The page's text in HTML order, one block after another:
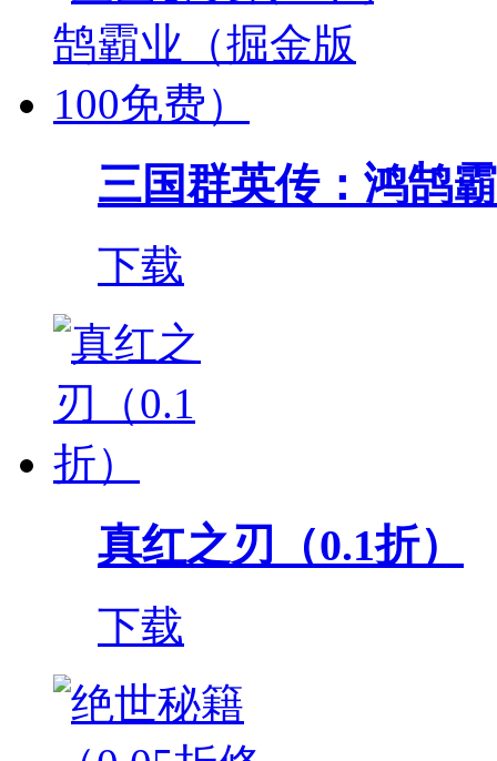
三国群英传：鸿鹄
下载
真红之刃（0.1折）
下载